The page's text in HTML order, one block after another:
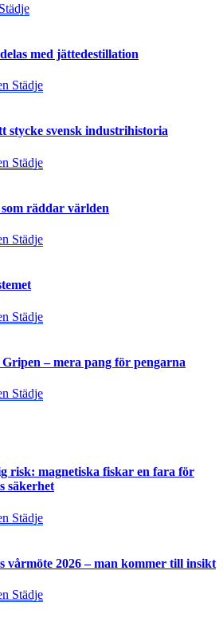
med jättedestillation
Städje
stycke svensk industrihistoria
Städje
räddar världen
Städje
Städje
Gripen – mera pang för pengarna
Städje
risk: magnetiska fiskar en fara för
säkerhet
Städje
vårmöte 2026 – man kommer till insikt
Städje